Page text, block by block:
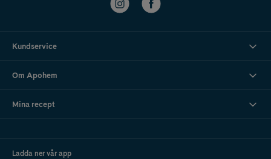
Kundservice
Om Apohem
Mina recept
Ladda ner vår app